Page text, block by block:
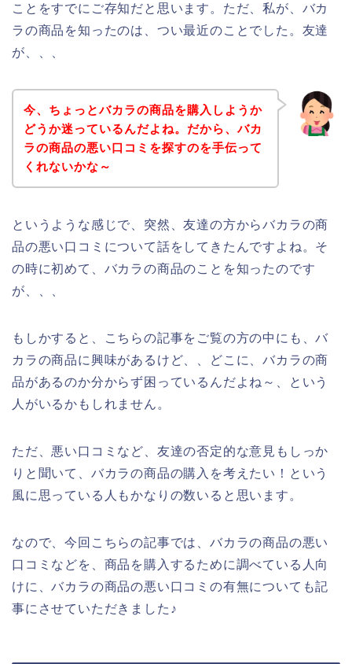
ことをすでにご存知だと思います。ただ、私が、バカ
ラの商品を知ったのは、つい最近のことでした。友達
が、、、
今、ちょっとバカラの商品を購入しようか
どうか迷っているんだよね。だから、バカ
ラの商品の悪い口コミを探すのを手伝って
くれないかな～
というような感じで、突然、友達の方からバカラの商
品の悪い口コミについて話をしてきたんですよね。そ
の時に初めて、バカラの商品のことを知ったのです
が、、、
もしかすると、こちらの記事をご覧の方の中にも、バ
カラの商品に興味があるけど、、どこに、バカラの商
品があるのか分からず困っているんだよね～、という
人がいるかもしれません。
ただ、悪い口コミなど、友達の否定的な意見もしっか
りと聞いて、バカラの商品の購入を考えたい！という
風に思っている人もかなりの数いると思います。
なので、今回こちらの記事では、バカラの商品の悪い
口コミなどを、商品を購入するために調べている人向
けに、バカラの商品の悪い口コミの有無についても記
事にさせていただきました♪